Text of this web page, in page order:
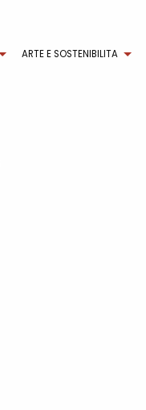
ARTE E SOSTENIBILITA